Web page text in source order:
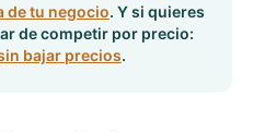
de tu negocio. Y si quieres
de competir por precio:
bajar precios.